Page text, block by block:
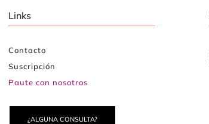
Links
Contacto
Suscripción
Paute con nosotros
¿ALGUNA CONSULTA?